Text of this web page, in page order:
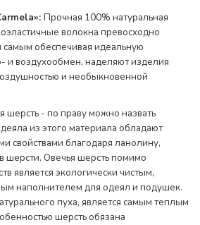
Прочная 100% натуральная
волокна превосходно
самым обеспечивая идеальную
и воздухообмен, наделяют изделия
и необыкновенной
шерсть - по праву можно назвать
из этого материала обладают
свойствами благодаря ланолину,
шерсти. Овечья шерсть помимо
является экологически чистым,
наполнителем для одеял и подушек.
пуха, является самым теплым
шерсть обязана